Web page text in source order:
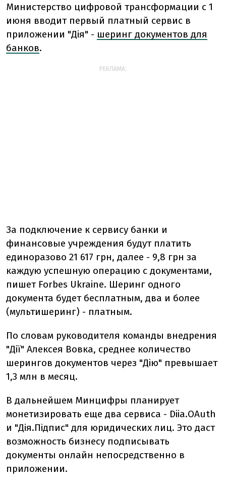
Министерство цифровой трансформации с 1
июня вводит первый платный сервис в
приложении "Дія" - шеринг документов для
банков.
РЕКЛАМА:
За подключение к сервису банки и
финансовые учреждения будут платить
единоразово 21 617 грн, далее - 9,8 грн за
каждую успешную операцию с документами,
пишет Forbes Ukraine. Шеринг одного
документа будет бесплатным, два и более
(мультишеринг) - платным.
По словам руководителя команды внедрения
"Дії" Алексея Вовка, среднее количество
шерингов документов через "Дію" превышает
1,3 млн в месяц.
В дальнейшем Минцифры планирует
монетизировать еще два сервиса - Diia.OAuth
и "Дія.Підпис" для юридических лиц. Это даст
возможность бизнесу подписывать
документы онлайн непосредственно в
приложении.